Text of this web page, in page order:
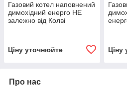
Газовий котел наповнений
димохідний енерго НЕ
залежно від Колві
Ціну уточнюйте Ціну
Про нас